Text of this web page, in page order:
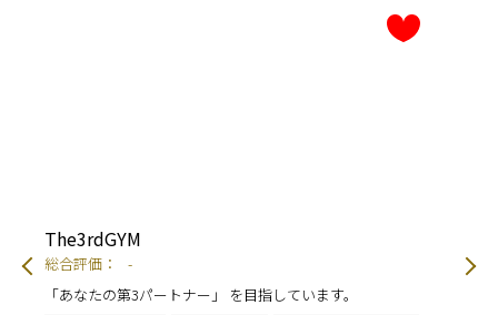
TOKIEL
総合評価：
運動習慣をつけ、美しく健康な身体に導く